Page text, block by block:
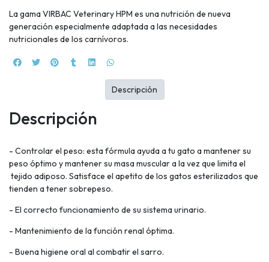
La gama VIRBAC Veterinary HPM es una nutrición de nueva
generación especialmente adaptada a las necesidades
nutricionales de los carnívoros.
Descripción
- Controlar el peso: esta fórmula ayuda a tu gato a mantener su
peso óptimo y mantener su masa muscular a la vez que limita el
tejido adiposo. Satisface el apetito de los gatos esterilizados que
tienden a tener sobrepeso.
- El correcto funcionamiento de su sistema urinario.
- Mantenimiento de la función renal óptima.
- Buena higiene oral al combatir el sarro.
Descripción